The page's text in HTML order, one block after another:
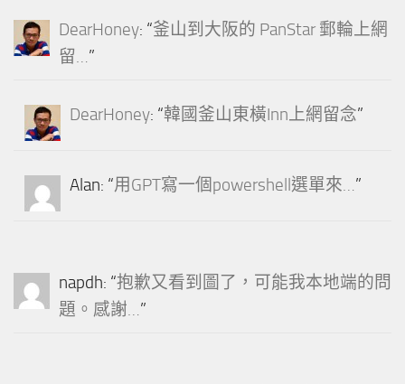
DearHoney: “釜山到大阪的 PanStar 郵輪上網
留…”
DearHoney: “韓國釜山東橫Inn上網留念”
Alan: “用GPT寫一個powershell選單來…”
napdh: “抱歉又看到圖了，可能我本地端的問
題。感謝…”